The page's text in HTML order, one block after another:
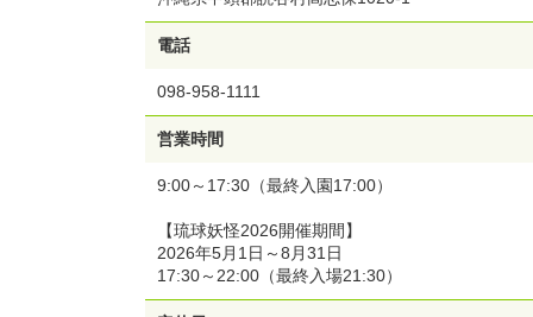
電話
098-958-1111
営業時間
9:00～17:30（最終入園17:00）
【琉球妖怪2026開催期間】
2026年5月1日～8月31日
17:30～22:00（最終入場21:30）